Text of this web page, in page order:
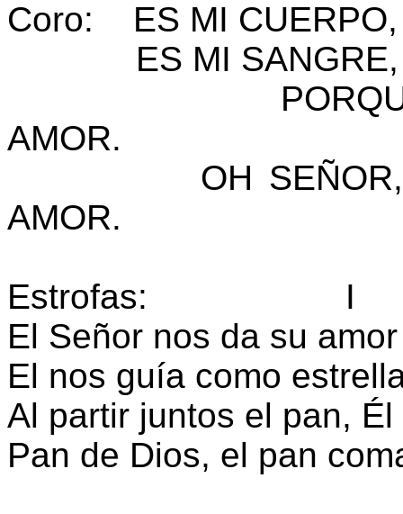
Coro: ES MI CUERPO,
ES MI SANGRE,
PORQUE YO
AMOR.
OH SEÑOR,
AMOR.
Estrofas: I
El Señor nos da su
El nos guía como
Al partir juntos el pan,
Pan de Dios, el pan